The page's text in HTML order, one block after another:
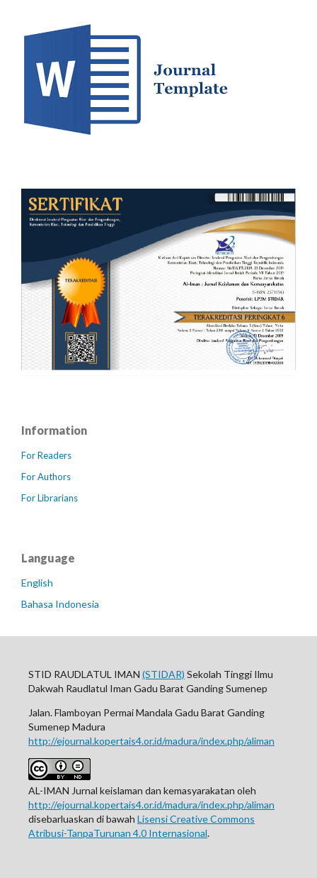
Information
For Readers
For Authors
For Librarians
Language
English
Bahasa Indonesia
STID RAUDLATUL IMAN (STIDAR) Sekolah Tinggi Ilmu
Dakwah Raudlatul Iman Gadu Barat Ganding Sumenep
Jalan. Flamboyan Permai Mandala Gadu Barat Ganding
Sumenep Madura
http://ejournal.kopertais4.or.id/madura/index.php/aliman
AL-IMAN Jurnal keislaman dan kemasyarakatan oleh
http://ejournal.kopertais4.or.id/madura/index.php/aliman
disebarluaskan di bawah Lisensi Creative Commons
Atribusi-TanpaTurunan 4.0 Internasional.